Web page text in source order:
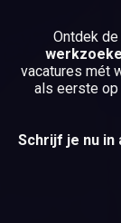
Ontdek
vacatures mét
als eerste
Schrijf je nu in